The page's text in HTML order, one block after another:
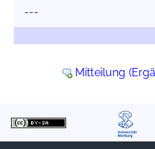
---
Mitteilung